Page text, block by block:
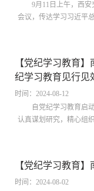
9月11日上午，西
会议，传达学习习近平
二级单位党组织书记，
出，开展党纪学习教育...
【党纪学习教育
纪学习教育见行见
时间：2024-08-12
自党纪学习教育启
认真谋划研究，精心组
党的纪律建设重要论述
常学习制度，设计...
【党纪学习教育
时间：2024-08-02